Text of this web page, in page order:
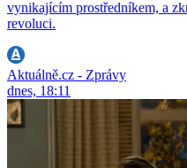
vynikajícím prostředníkem, a
revoluci.
Aktuálně.cz - Zprávy
dnes, 18:11